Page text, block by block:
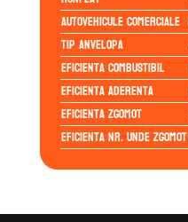
Autovehicule comerciale
Tip anvelopa
Eficienta Combustibil
Eficienta Aderenta
Eficienta Zgomot
Eficienta Nr. Unde Zgomot